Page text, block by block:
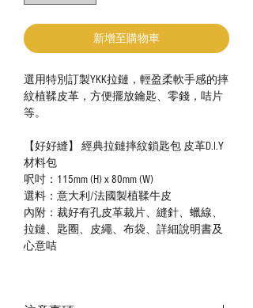
新增至購物車
選用特別訂製YKK拉鏈，輕盈柔軟手感的摔
紋植鞣皮革，方便擺放鑰匙、零錢，咭片
等。
【好好縫】 經典拉鏈摔紋鎖匙包 皮革D.I.Y
材料包
呎吋：115mm (H) x 80mm (W)
選料：意大利/法國製植鞣牛皮
內附：裁好有孔皮革裁片、縫針、蠟線、
拉鏈、匙圈、皮繩、布袋、詳細說明書及
心意咭